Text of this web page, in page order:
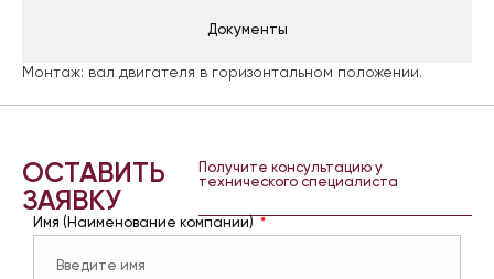
Документы
Монтаж: вал двигателя в горизонтальном положении.
ОСТАВИТЬ
ЗАЯВКУ
Получите консультацию у
технического специалиста
Имя (Наименование компании)